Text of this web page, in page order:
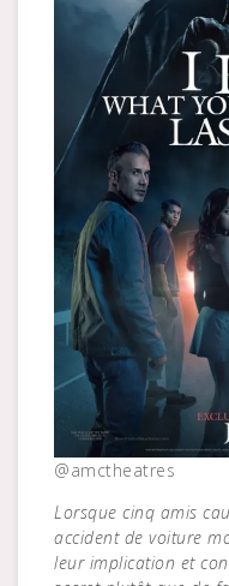
@amctheatres
Lorsque cinq amis
accident de voiture
leur implication et